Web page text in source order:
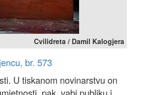
Cvilidreta / Damil Kalogjera
br. 573
U tiskanom novinarstvu on